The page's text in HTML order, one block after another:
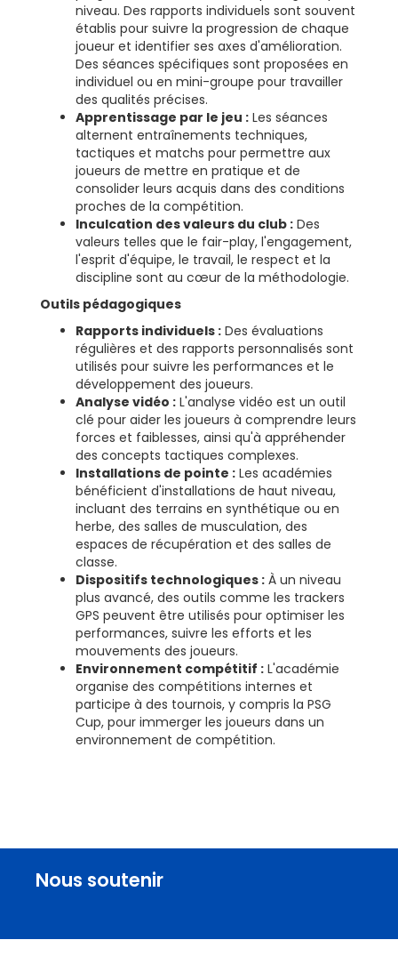
niveau. Des rapports individuels sont souvent
établis pour suivre la progression de chaque
joueur et identifier ses axes d'amélioration.
Des séances spécifiques sont proposées en
individuel ou en mini-groupe pour travailler
des qualités précises.
Apprentissage par le jeu :Les séances
alternent entraînements techniques,
tactiques et matchs pour permettre aux
joueurs de mettre en pratique et de
consolider leurs acquis dans des conditions
proches de la compétition.
Inculcation des valeurs du club :Des
valeurs telles que le fair-play, l'engagement,
l'esprit d'équipe, le travail, le respect et la
discipline sont au cœur de la méthodologie.
Outils pédagogiques
Rapports individuels :Des évaluations
régulières et des rapports personnalisés sont
utilisés pour suivre les performances et le
développement des joueurs.
Analyse vidéo :L'analyse vidéo est un outil
clé pour aider les joueurs à comprendre leurs
forces et faiblesses, ainsi qu'à appréhender
des concepts tactiques complexes.
Installations de pointe :Les académies
bénéficient d'installations de haut niveau,
incluant des terrains en synthétique ou en
herbe, des salles de musculation, des
espaces de récupération et des salles de
classe.
Dispositifs technologiques :À un niveau
plus avancé, des outils comme les trackers
GPS peuvent être utilisés pour optimiser les
performances, suivre les efforts et les
mouvements des joueurs.
Environnement compétitif :L'académie
organise des compétitions internes et
participe à des tournois, y compris la PSG
Cup, pour immerger les joueurs dans un
environnement de compétition.
Nous soutenir